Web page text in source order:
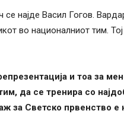
најде Васил Гогов.
во националниот тим.
и тоа за
да се тренира со
за Светско првенство е